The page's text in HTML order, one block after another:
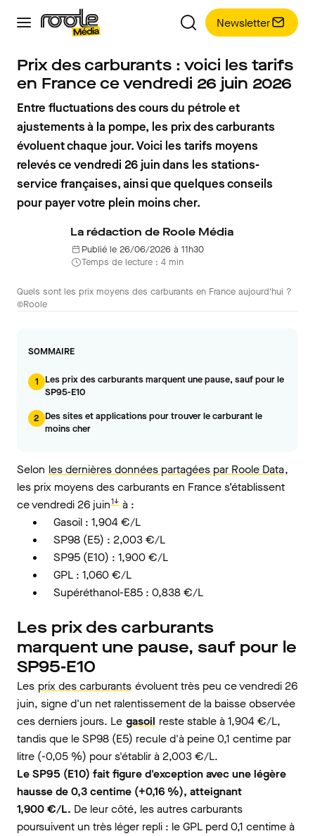
Newsletter
Prix des carburants : voici les tarifs
en France ce vendredi 26 juin 2026
Entre fluctuations des cours du pétrole et
ajustements à la pompe, les prix des carburants
évoluent chaque jour. Voici les tarifs moyens
relevés ce vendredi 26 juin dans les stations-
service françaises, ainsi que quelques conseils
pour payer votre plein moins cher.
La rédaction de Roole Média
Publié le 26/06/2026 à 11h30
Temps de lecture : 4 min
Quels sont les prix moyens des carburants en France aujourd'hui ?
©Roole
SOMMAIRE
1
Les prix des carburants marquent une pause, sauf pour le
SP95-E10
2 Des sites et applications pour trouver le carburant le
moins cher
Selon les dernières données partagées par Roole Data,
les prix moyens des carburants en France s’établissent
ce vendredi 26 juin1↓ à :
Gasoil : 1,904 €/L
SP98 (E5) : 2,003 €/L
SP95 (E10) : 1,900 €/L
GPL : 1,060 €/L
Supéréthanol-E85 : 0,838 €/L
Les prix des carburants
marquent une pause, sauf pour le
SP95-E10
Les prix des carburants évoluent très peu ce vendredi 26
juin, signe d'un net ralentissement de la baisse observée
ces derniers jours. Le gasoil reste stable à 1,904 €/L,
tandis que le SP98 (E5) recule d'à peine 0,1 centime par
litre (-0,05 %) pour s'établir à 2,003 €/L.
Le SP95 (E10) fait figure d'exception avec une légère
hausse de 0,3 centime (+0,16 %), atteignant
1,900 €/L. De leur côté, les autres carburants
poursuivent un très léger repli : le GPL perd 0,1 centime à